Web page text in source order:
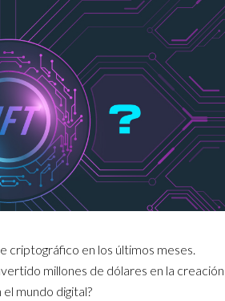
criptográfico en los últimos meses.
millones de dólares en la creación
mundo digital?